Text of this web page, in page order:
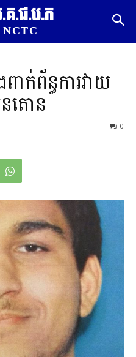
.ជ.ប.ភ
NCTC
ពាក់ព័ន្ធការវាយ
តោន
0